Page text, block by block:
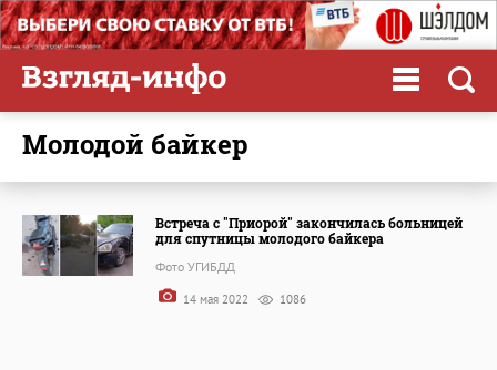
молодой байкер
Встреча с "Приорой" закончилась больницей
для спутницы молодого байкера
Фото УГИБДД
14 мая 2022 1086